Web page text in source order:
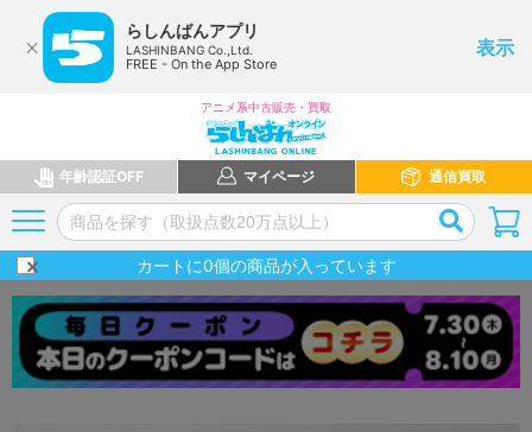
らしんばんアプリ
LASHINBANG Co.,Ltd.
FREE - On the App Store
表示
アニメ系中古販売・買取
年齢認証OFF マイページ 通信買取
カートに0個の商品が入っています